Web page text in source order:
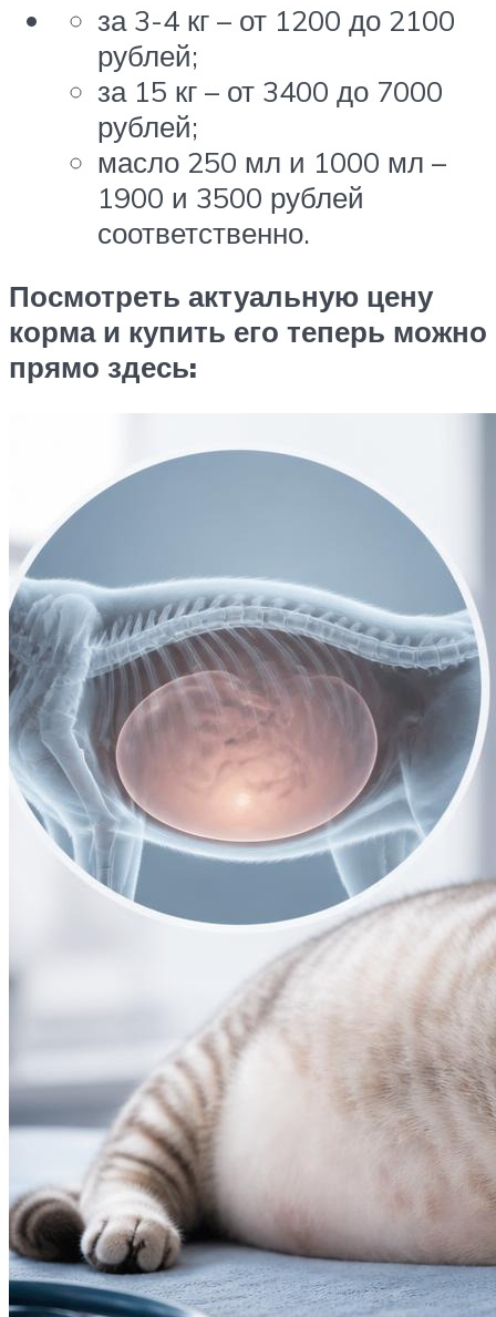
за 3-4 кг – от 1200 до 2100
рублей;
за 15 кг – от 3400 до 7000
рублей;
масло 250 мл и 1000 мл –
1900 и 3500 рублей
соответственно.
Посмотреть актуальную цену
корма и купить его теперь можно
прямо здесь: